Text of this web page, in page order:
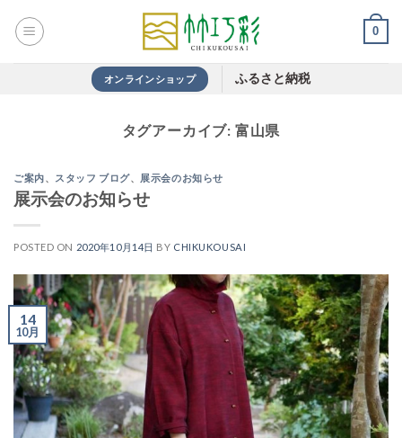
0
オンラインショップ ふるさと納税
タグアーカイブ: 富山県
ご案内、 スタッフ ブログ、 展示会のお知らせ
展示会のお知らせ
POSTED ON 2020年10月14日 BY CHIKUKOUSAI
14
10月